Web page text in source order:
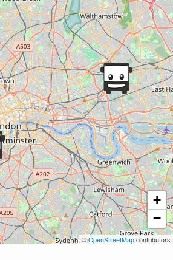
+
−
©OpenStreetMap contributors